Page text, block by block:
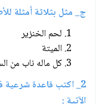
ج_ مثل بثلاثة أمثلة
لحم الخنزير
الميتة
كل ماله ناب من
2_ اكتب قاعدة شرعية